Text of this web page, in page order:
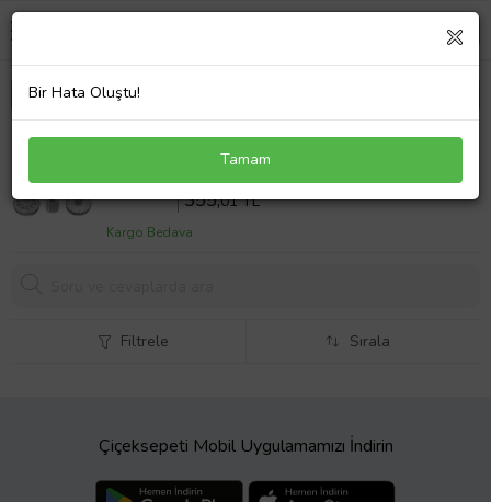
Vestel Tarçın 5000 R El Rosegold Blender Seti
Hazne Kapağı Dişli Kutusu Tamir Dişli Seti Uyumlu
Sepette %10 İndirim
355,01 TL
Kargo Bedava
Filtrele Sırala
Çiçeksepeti Mobil Uygulamamızı İndirin
Bir Hata Oluştu!
Tamam